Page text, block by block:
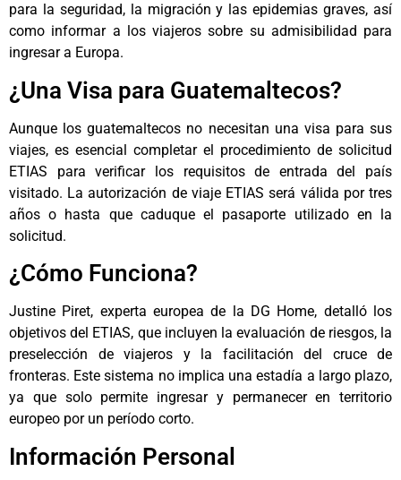
para la seguridad, la migración y las epidemias graves, así
como informar a los viajeros sobre su admisibilidad para
ingresar a Europa.
¿Una Visa para Guatemaltecos?
Aunque los guatemaltecos no necesitan una visa para sus
viajes, es esencial completar el procedimiento de solicitud
ETIAS para verificar los requisitos de entrada del país
visitado. La autorización de viaje ETIAS será válida por tres
años o hasta que caduque el pasaporte utilizado en la
solicitud.
¿Cómo Funciona?
Justine Piret, experta europea de la DG Home, detalló los
objetivos del ETIAS, que incluyen la evaluación de riesgos, la
preselección de viajeros y la facilitación del cruce de
fronteras. Este sistema no implica una estadía a largo plazo,
ya que solo permite ingresar y permanecer en territorio
europeo por un período corto.
Información Personal